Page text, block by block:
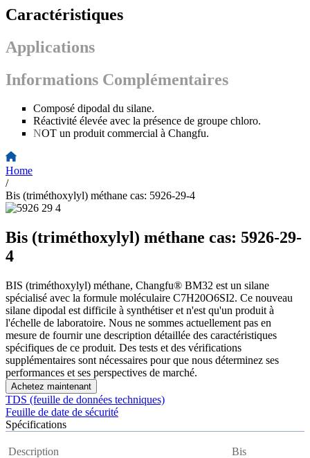
Caractéristiques
Applications
Informations Complémentaires
Composé dipodal du silane.
Réactivité élevée avec la présence de groupe chloro.
NOT un produit commercial à Changfu.
Home
/
Bis (triméthoxylyl) méthane cas: 5926-29-4
Bis (triméthoxylyl) méthane cas: 5926-29-
4
BIS (triméthoxylyl) méthane, Changfu® BM32 est un silane
spécialisé avec la formule moléculaire C7H20O6SI2. Ce nouveau
silane dipodal est difficile à synthétiser et n'est qu'un produit à
l'échelle de laboratoire. Nous ne sommes actuellement pas en
mesure de fournir une description détaillée des caractéristiques
spécifiques de ce produit. Des tests et des vérifications
supplémentaires sont nécessaires pour que nous déterminez ses
performances et ses perspectives de marché.
Achetez maintenant
TDS (feuille de données techniques)
Feuille de date de sécurité
Spécifications
Description Bis